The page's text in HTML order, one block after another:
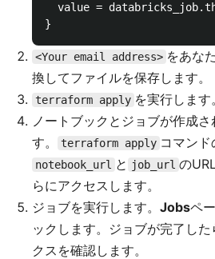
value =
<Your email address> をあな
換してファイルを保存します。
terraform apply を実行します。
ノートブックとジョブが作成
す。
terraform apply コマンド
notebook_url と job_url の
らにアクセスします。
ジョブを実行します。 Jobsペ
ックします。ジョブが完了し
クスを確認します。